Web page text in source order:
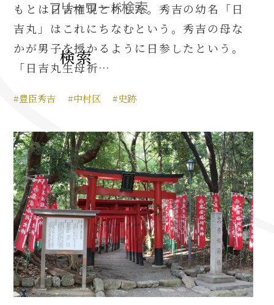
信長グルメ・土産一覧
信長攻路
家康関連 史跡 一覧
家康グルメ・土産 一覧
名古屋＜家康＞観光モデルコース
前田利家と名古屋の関係
もとは日吉権現と称した。秀吉の幼名「日
吉丸」はこれにちなむという。秀吉の母な
かが男子を授かるように日参したという。
「日吉丸生母祈…
#豊臣秀吉 #中村区 #史跡